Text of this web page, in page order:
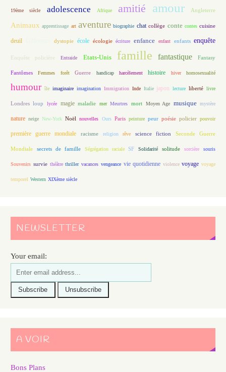
19ème siècle adolescence Afrique amitié amour Angleterre
Animaux apprentissage art aventure biographie chat collège conte contes cuisine
deuil dystopie école écologie écriture enfance enfant enfants enquête
Enquête policière Entraide Etats-Unis famille fantastique Fantasy
Fantômes Femmes forêt Guerre handicap harcèlement histoire hiver homosexualité
humour île imaginaire imagination Immigration Inde Italie japon lecture liberté livre
Londres loup lycée magie maladie mer Meurtres mort Moyen Age musique mystère
nature neige New-York Noël nouvelles Ours Paris peinture peur poésie policier pouvoir
première guerre mondiale racisme religion rêve science fiction Seconde Guerre
Mondiale secrets de famille Ségrégation raciale SF Solidarité solitude sorcière souris
Souvenirs survie théâtre thriller vacances vengeance vie quotidienne violence voyage voyage
temporel Western XIXème siècle
NEWSLETTER
Your email:
A VOIR
Bons Plans